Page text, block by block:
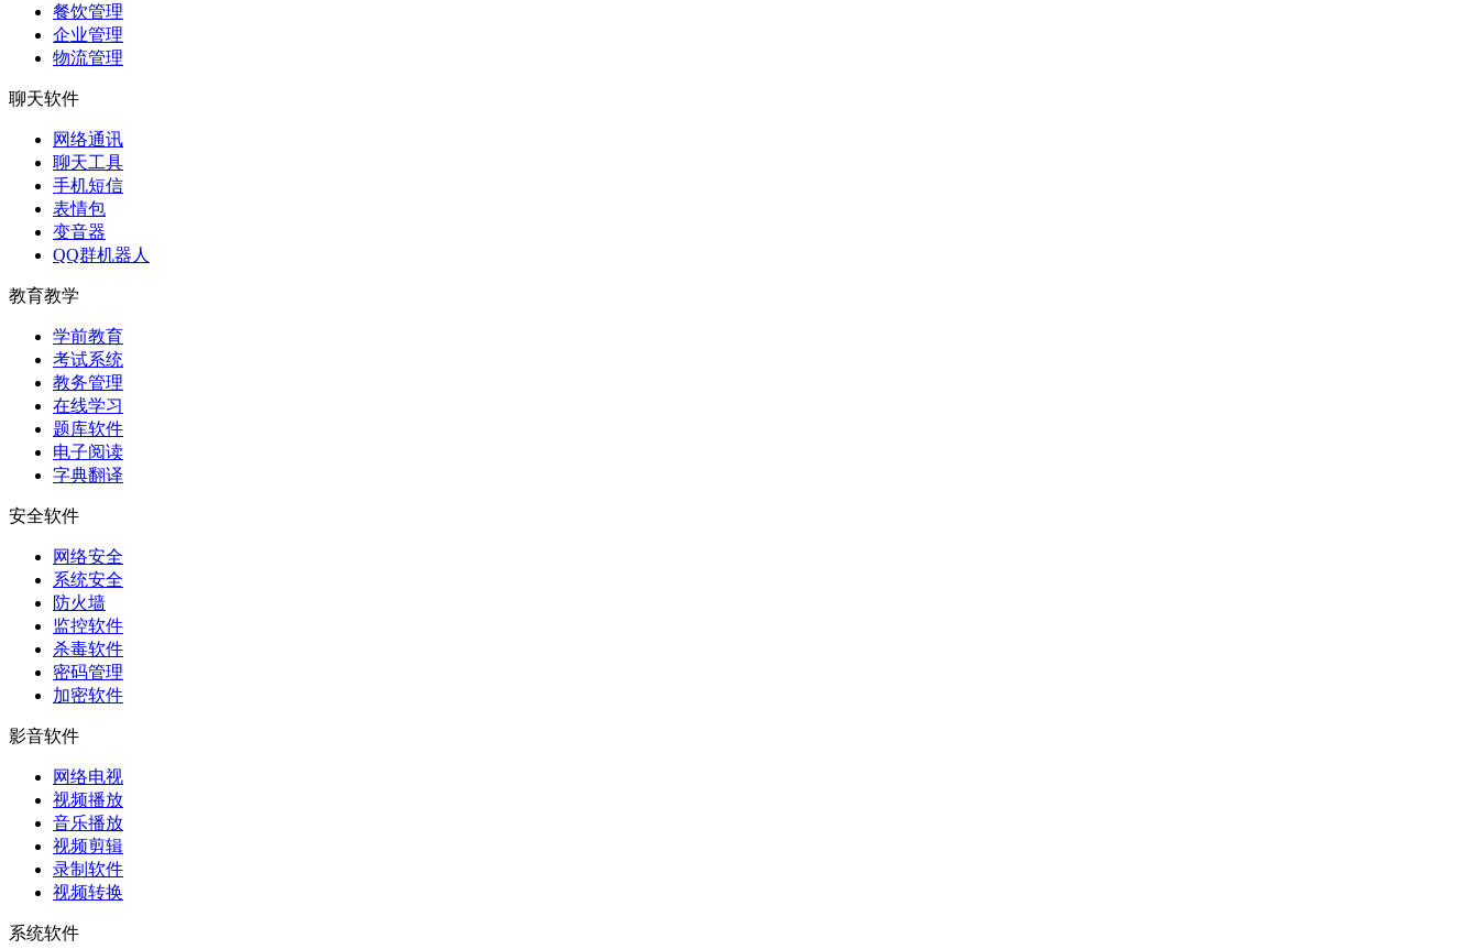
餐饮管理
企业管理
物流管理
聊天软件
网络通讯
聊天工具
手机短信
表情包
变音器
QQ群机器人
教育教学
学前教育
考试系统
教务管理
在线学习
题库软件
电子阅读
字典翻译
安全软件
网络安全
系统安全
防火墙
监控软件
杀毒软件
密码管理
加密软件
影音软件
网络电视
视频播放
音乐播放
视频剪辑
录制软件
视频转换
系统软件